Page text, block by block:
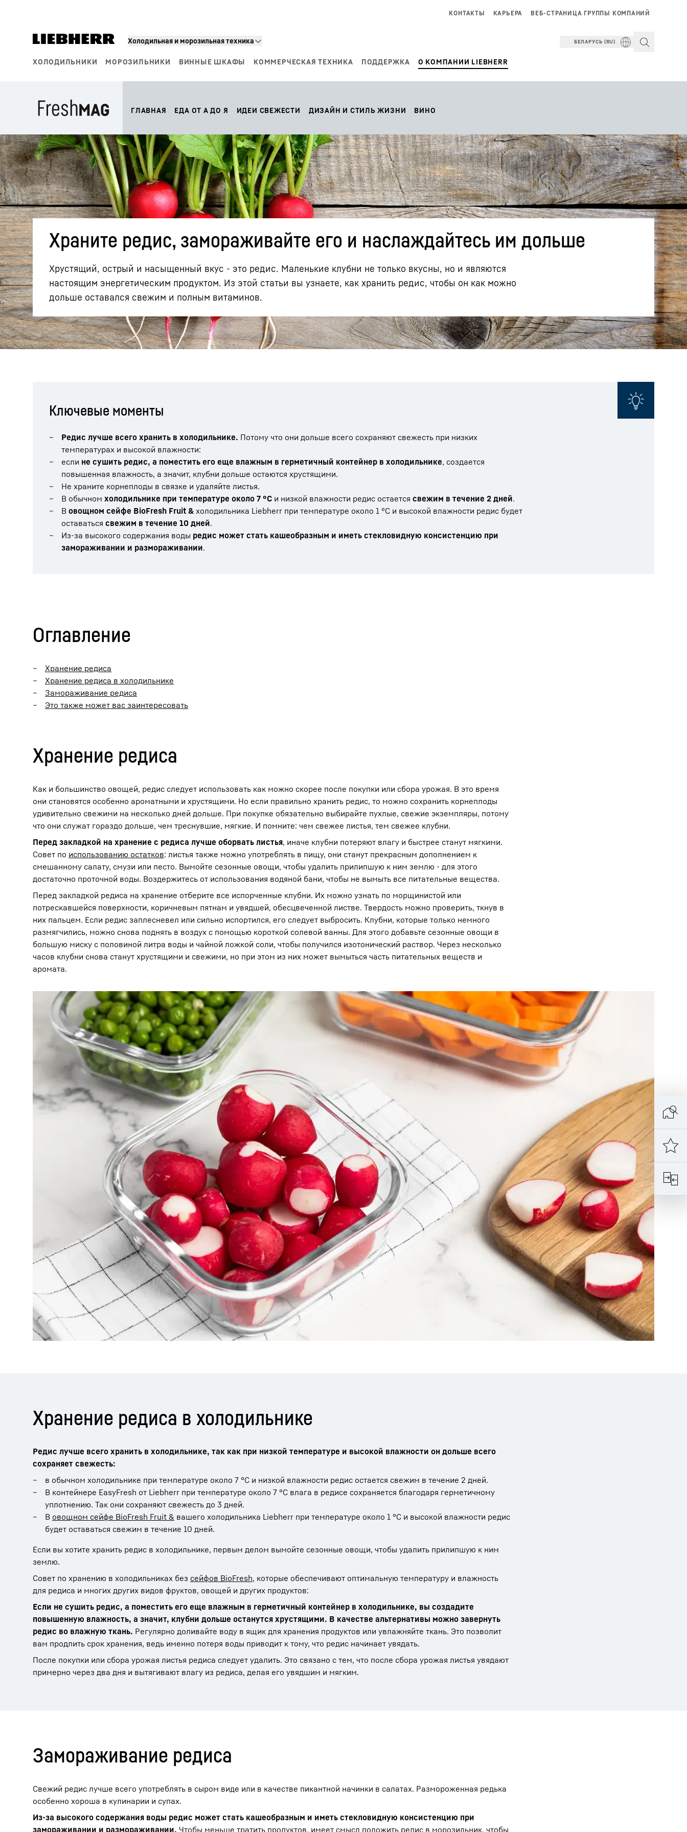
Холодильная и морозильная техника
ХОЛОДИЛЬНИКИ МОРОЗИЛЬНИКИ ВИННЫЕ ШКАФЫ КОММЕРЧЕСКАЯ ТЕХНИКА ПОДДЕРЖКА О КОМПАНИИ LIEBHERR
ВЕБ-СТРАНИЦА ГРУППЫ КОМПАНИЙ
КАРЬЕРА
КОНТАКТЫ
БЕЛАРУСЬ (RU)
Подробнее о компании Карьера в Liebherr
ГЛАВНАЯ ЕДА ОТ А ДО Я ИДЕИ СВЕЖЕСТИ ДИЗАЙН И СТИЛЬ ЖИЗНИ ВИНО
Храните редис, замораживайте его и наслаждайтесь им дольше
Хрустящий, острый и насыщенный вкус - это редис. Маленькие клубни не только вкусны, но и являются
настоящим энергетическим продуктом. Из этой статьи вы узнаете, как хранить редис, чтобы он как можно
дольше оставался свежим и полным витаминов.
Ключевые моменты
Редис лучше всего хранить в холодильнике. Потому что они дольше всего сохраняют свежесть при низких
температурах и высокой влажности:
если не сушить редис, а поместить его еще влажным в герметичный контейнер в холодильнике, создается
повышенная влажность, а значит, клубни дольше остаются хрустящими.
Не храните корнеплоды в связке и удаляйте листья.
В обычном холодильнике при температуре около 7 °C и низкой влажности редис остается свежим в течение 2 дней.
В овощном сейфе BioFresh Fruit & холодильника Liebherr при температуре около 1 °C и высокой влажности редис будет
оставаться свежим в течение 10 дней.
Из-за высокого содержания воды редис может стать кашеобразным и иметь стекловидную консистенцию при
замораживании и размораживании.
Оглавление
Хранение редиса
Хранение редиса в холодильнике
Замораживание редиса
Это также может вас заинтересовать
Хранение редиса
Как и большинство овощей, редис следует использовать как можно скорее после покупки или сбора урожая. В это время
они становятся особенно ароматными и хрустящими. Но если правильно хранить редис, то можно сохранить корнеплоды
удивительно свежими на несколько дней дольше. При покупке обязательно выбирайте пухлые, свежие экземпляры, потому
что они служат гораздо дольше, чем треснувшие, мягкие. И помните: чем свежее листья, тем свежее клубни.
Перед закладкой на хранение с редиса лучше оборвать листья, иначе клубни потеряют влагу и быстрее станут мягкими.
Совет по использованию остатков: листья также можно употреблять в пищу, они станут прекрасным дополнением к
смешанному салату, смузи или песто. Вымойте сезонные овощи, чтобы удалить прилипшую к ним землю - для этого
достаточно проточной воды. Воздержитесь от использования водяной бани, чтобы не вымыть все питательные вещества.
Перед закладкой редиса на хранение отберите все испорченные клубни. Их можно узнать по морщинистой или
потрескавшейся поверхности, коричневым пятнам и увядшей, обесцвеченной листве. Твердость можно проверить, ткнув в
них пальцем. Если редис заплесневел или сильно испортился, его следует выбросить. Клубни, которые только немного
размягчились, можно снова поднять в воздух с помощью короткой солевой ванны. Для этого добавьте сезонные овощи в
большую миску с половиной литра воды и чайной ложкой соли, чтобы получился изотонический раствор. Через несколько
часов клубни снова станут хрустящими и свежими, но при этом из них может вымыться часть питательных веществ и
аромата.
Хранение редиса в холодильнике
Редис лучше всего хранить в холодильнике, так как при низкой температуре и высокой влажности он дольше всего
сохраняет свежесть:
в обычном холодильнике при температуре около 7 °C и низкой влажности редис остается свежим в течение 2 дней.
В контейнере EasyFresh от Liebherr при температуре около 7 °C влага в редисе сохраняется благодаря герметичному
уплотнению. Так они сохраняют свежесть до 3 дней.
В овощном сейфе BioFresh Fruit & вашего холодильника Liebherr при температуре около 1 °C и высокой влажности редис
будет оставаться свежим в течение 10 дней.
Если вы хотите хранить редис в холодильнике, первым делом вымойте сезонные овощи, чтобы удалить прилипшую к ним
землю.
Совет по хранению в холодильниках без сейфов BioFresh, которые обеспечивают оптимальную температуру и влажность
для редиса и многих других видов фруктов, овощей и других продуктов:
Если не сушить редис, а поместить его еще влажным в герметичный контейнер в холодильнике, вы создадите
повышенную влажность, а значит, клубни дольше останутся хрустящими. В качестве альтернативы можно завернуть
редис во влажную ткань. Регулярно доливайте воду в ящик для хранения продуктов или увлажняйте ткань. Это позволит
вам продлить срок хранения, ведь именно потеря воды приводит к тому, что редис начинает увядать.
После покупки или сбора урожая листья редиса следует удалить. Это связано с тем, что после сбора урожая листья увядают
примерно через два дня и вытягивают влагу из редиса, делая его увядшим и мягким.
Замораживание редиса
Свежий редис лучше всего употреблять в сыром виде или в качестве пикантной начинки в салатах. Размороженная редька
особенно хороша в кулинарии и супах.
Из-за высокого содержания воды редис может стать кашеобразным и иметь стекловидную консистенцию при
замораживании и размораживании. Чтобы меньше тратить продуктов, имеет смысл положить редис в морозильник, чтобы